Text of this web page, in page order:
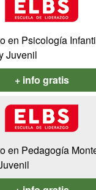
en Psicología
Juvenil
+ info gratis
en Pedagogía